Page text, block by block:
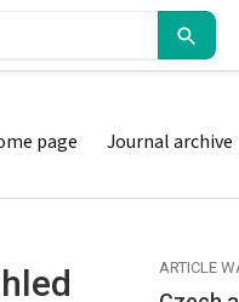
page Journal archive
ARTICLE